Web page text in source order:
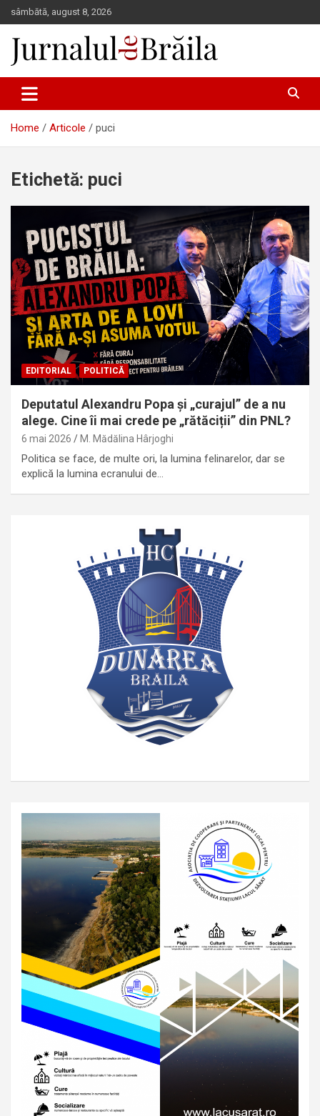
Skip
to
content
sâmbătă, august 8, 2026
Jurnalul de Brăila
Home Articole puci
Etichetă: puci
EDITORIAL POLITICĂ
Deputatul Alexandru Popa și „curajul” de a nu
alege. Cine îi mai crede pe „rătăciții” din PNL?
6 mai 2026 M. Mădălina Hârjoghi
Politica se face, de multe ori, la lumina felinarelor, dar se
explică la lumina ecranului de…